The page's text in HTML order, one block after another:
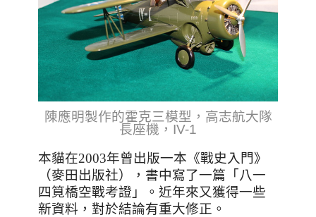
陳應明製作的霍克三模型，高志航大隊
長座機，IV-1
本貓在2003年曾出版一本《戰史入門》
（麥田出版社），書中寫了一篇「八一
四筧橋空戰考證」。近年來又獲得一些
新資料，對於結論有重大修正。